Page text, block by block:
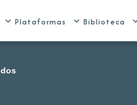
Plataformas Biblioteca